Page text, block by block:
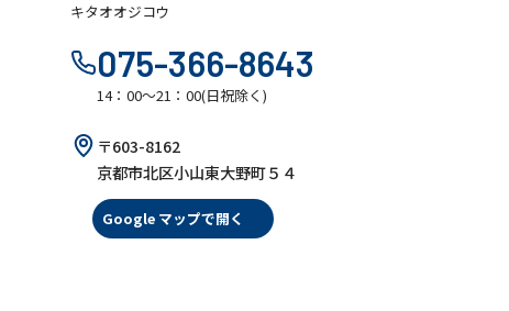
キタオオジコウ
075-366-8643
14：00～21：00(日祝除く)
〒603-8162
京都市北区小山東大野町５４
Google マップで開く